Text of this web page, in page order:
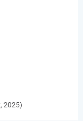
2025)